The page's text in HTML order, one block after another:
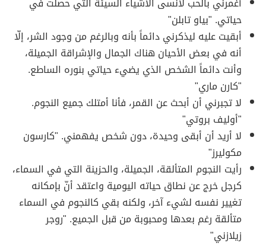
حياتي. "بياو تابلن"
أبقيت عليه ليذكرني دائماً بأنه وبالرغم من وجود الشر، إلّا
أنه في بعض الأحيان هناك الجمال والإشراقة الجميلة،
وأنت دائماً الشخص الذي يضيء حياتي بنوره الساطع.
"كارن ماري"
لا تجبرني أن أبحث عن القمر، فأنا أمتلك جميع النجوم.
"أوليف بروتي"
لا أريد أن أبقى وحيدة، دون شخص يفهمني. "كارسون
مكوليرز"
رأيت النجوم المتألقة، الجميلة، والحزينة التي في السماء،
كرجل خرج عن نطاق حياته اليومية واعتقد أنّ بإمكانه
تغيير نفسه لشيء آخر، ولكنه بقي كالنجوم في السماء
متألقة رغم بعدها ومحبوبة من قبل الجميع. "روجر
زيلازني"